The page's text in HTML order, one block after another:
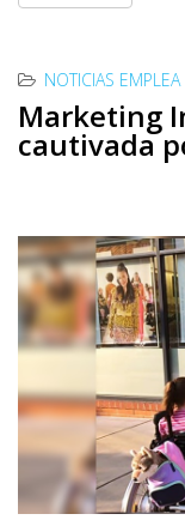
NOTICIAS
Marketing
cautivada